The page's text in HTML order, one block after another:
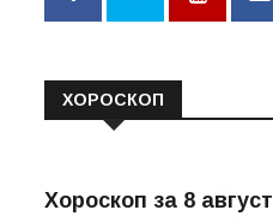
ХОРОСКОП
Хороскоп за 8 август